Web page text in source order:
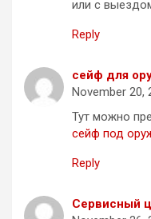
или с
Reply
сейф для
November 20,
Тут можно
сейф под
Reply
Сервисный